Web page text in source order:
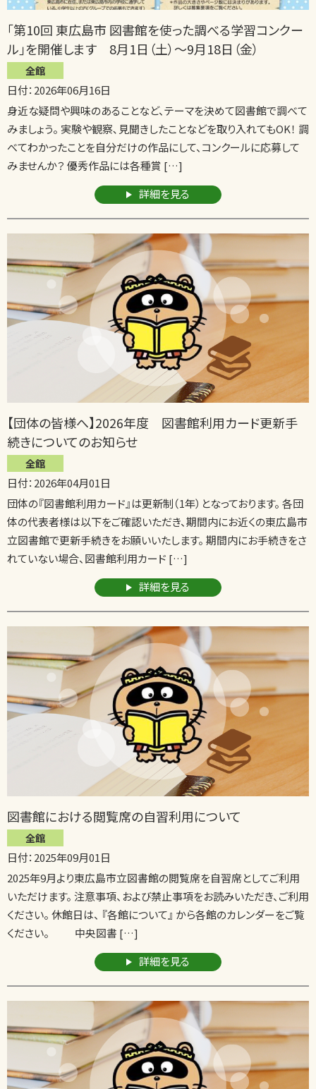
｢第10回 東広島市 図書館を使った調べる学習コンクー
ル｣を開催します 8月1日（土）～9月18日（金）
全館
日付：2026年06月16日
身近な疑問や興味のあることなど、テーマを決めて図書館で調べて
みましょう。 実験や観察､見聞きしたことなどを取り入れてもOK！ 調
べてわかったことを自分だけの作品にして、コンクールに応募して
みませんか？ 優秀作品には各種賞 […]
詳細を見る
【団体の皆様へ】2026年度 図書館利用カード更新手
続きについてのお知らせ
全館
日付：2026年04月01日
団体の『図書館利用カード』は更新制（1年）となっております。 各団
体の代表者様は以下をご確認いただき、期間内にお近くの東広島市
立図書館で更新手続きをお願いいたします。 期間内にお手続きをさ
れていない場合、図書館利用カード […]
詳細を見る
図書館における閲覧席の自習利用について
全館
日付：2025年09月01日
2025年9月より東広島市立図書館の閲覧席を自習席としてご利用
いただけます。 注意事項、および禁止事項をお読みいただき、ご利用
ください。 休館日は、 『各館について』 から各館のカレンダーをご覧
ください。 中央図書 […]
詳細を見る